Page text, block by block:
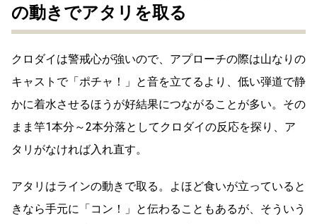
の動きでアタリを取る
クロダイは警戒心が強いので、アプローチの際は山なりの
キャストで「ポチャ！」と音を立てるより、低い弾道で静
かに着水させるほうが好結果につながることが多い。その
まま竿1本分～2本分落としてクロダイの反応を探り、ア
タリがなければ入れ直す。
アタリはラインの動きで取る。よほど食いが立っていると
きなら手元に「コン！」と伝わることもあるが、そういう